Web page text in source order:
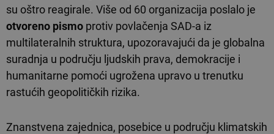
su oštro reagirale. Više od 60 organizacija poslalo je
otvoreno pismo protiv povlačenja SAD-a iz
multilateralnih struktura, upozoravajući da je globalna
suradnja u području ljudskih prava, demokracije i
humanitarne pomoći ugrožena upravo u trenutku
rastućih geopolitičkih rizika.
Znanstvena zajednica, posebice u području klimatskih